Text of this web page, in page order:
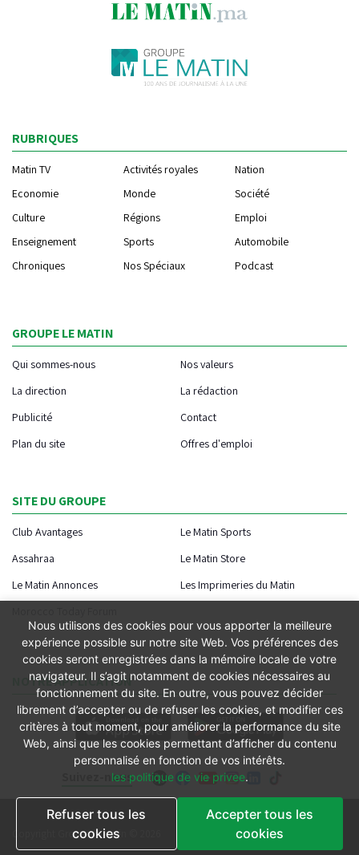
Suivez-nous
RUBRIQUES
Matin TV Activités royales
Nation
Economie
Monde
Société
Culture
Régions
Emploi
Enseignement
Sports
Automobile
Chroniques
Nos Spéciaux Podcast
GROUPE LE MATIN
Qui sommes-nous
Nos valeurs
La direction
La rédaction
Publicité
Contact
Plan du site
Offres d'emploi
SITE DU GROUPE
Club Avantages
Le Matin Sports
Assahraa
Le Matin Store
Le Matin Annonces
Les Imprimeries du Matin
NOTRE APPLICATION
Copyright Groupe le Matin © 2026
Conditions générales
Conditions de vente
Nous utilisons des cookies pour vous apporter la meilleure
expérience possible sur notre site Web. Vos préférences des
cookies seront enregistrées dans la mémoire locale de votre
navigateur. Il s’agit notamment de cookies nécessaires au
fonctionnement du site. En outre, vous pouvez décider
librement d’accepter ou de refuser les cookies, et modifier ces
critères à tout moment, pour améliorer la performance du site
Web, ainsi que les cookies permettant d’afficher du contenu
personnalisé en fonction de vos intérêts.
les politique de vie privee.
Refuser tous les
cookies
Accepter tous les
cookies